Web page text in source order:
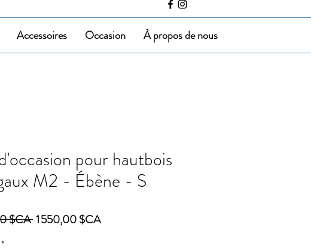
Accessoires Occasion À propos de nous
pour hautbois
M2 - Ébène - S
$CA Prix
1 550,00 $CAPrix
*